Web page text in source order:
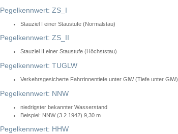
Pegelkennwert: ZS_I
Stauziel I einer Staustufe (Normalstau)
Pegelkennwert: ZS_II
Stauziel II einer Staustufe (Höchststau)
Pegelkennwert: TUGLW
Verkehrsgesicherte Fahrrinnentiefe unter GlW (Tiefe unter GlW)
Pegelkennwert: NNW
niedrigster bekannter Wasserstand
Beispiel: NNW (3.2.1942) 9,30 m
Pegelkennwert: HHW